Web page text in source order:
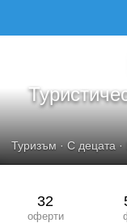
Туризъм · С децата ·
32
оферти